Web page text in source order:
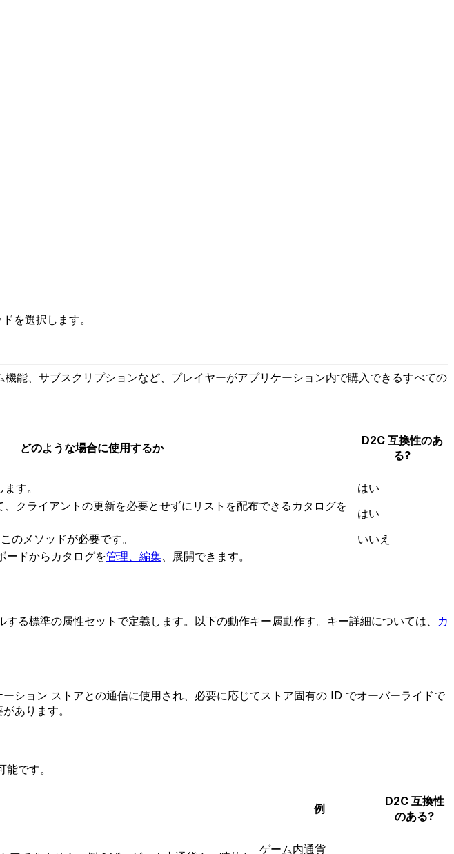
を選択します。
能、サブスクリプションなど、プレイヤーがアプリケーション内で購入できるすべての
どのような場合に使用するか
D2C 互換性のあ
る?
す。
はい
クライアントの更新を必要とせずにリストを配布できるカタログを
はい
のメソッドが必要です。
いいえ
ードからカタログを管理、編集、展開できます。
る標準の属性セットで定義します。以下の動作キー属動作す。キー詳細については、 カ
ション ストアとの通信に使用され、必要に応じてストア固有の ID でオーバーライドで
あります。
です。
例
D2C 互換性
のある?
ゲーム内通貨